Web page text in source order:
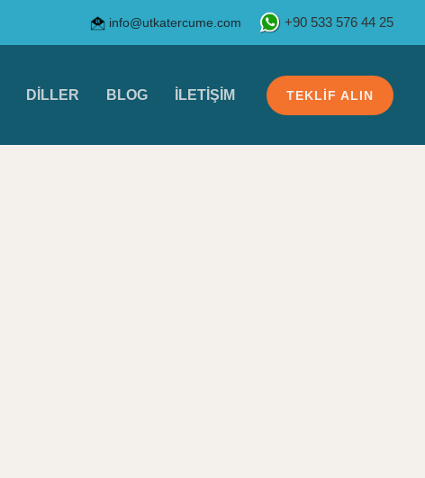
info@utkatercume.com +90 533 576 44 25
DILLER BLOG İLETIŞIM TEKLIF ALIN